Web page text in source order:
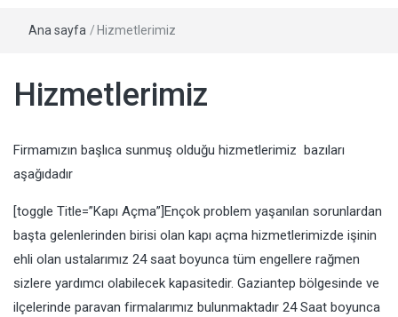
Ana sayfa / Hizmetlerimiz
Hizmetlerimiz
Firmamızın başlıca sunmuş olduğu hizmetlerimiz bazıları
aşağıdadır
[toggle Title=”Kapı Açma”]Ençok problem yaşanılan sorunlardan
başta gelenlerinden birisi olan kapı açma hizmetlerimizde işinin
ehli olan ustalarımız 24 saat boyunca tüm engellere rağmen
sizlere yardımcı olabilecek kapasitedir. Gaziantep bölgesinde ve
ilçelerinde paravan firmalarımız bulunmaktadır 24 Saat boyunca